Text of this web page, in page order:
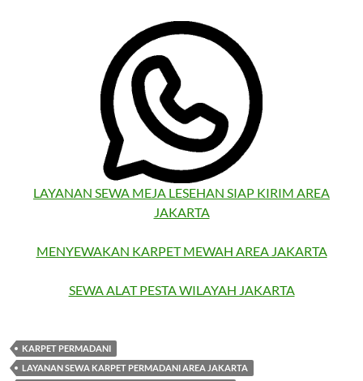
LAYANAN SEWA MEJA LESEHAN SIAP KIRIM AREA
JAKARTA
MENYEWAKAN KARPET MEWAH AREA JAKARTA
SEWA ALAT PESTA WILAYAH JAKARTA
KARPET PERMADANI
LAYANAN SEWA KARPET PERMADANI AREA JAKARTA